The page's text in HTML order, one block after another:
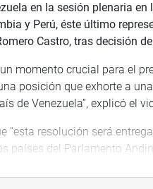
en la sesión plenaria
y Perú, éste último
Castro, tras decisión
momento crucial para el
posición que exhorte a
de Venezuela”, explicó el
“esta resolución será
países del Parlamento
“sobre la situación de